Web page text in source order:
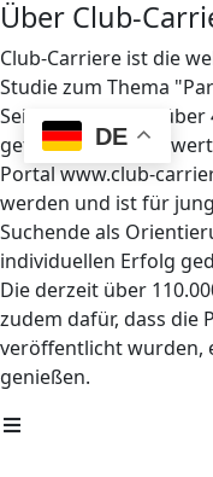
DE
Über Club-
Club-Carriere ist die
Studie zum Thema
Seit 1997 wurden
geführt und
Portal www.club-
werden und ist für
Suchende als
individuellen Erfolg
Die derzeit über
zudem dafür, dass die
veröffentlicht wurden,
genießen.